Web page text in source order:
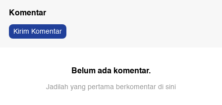
Komentar
Kirim Komentar
Belum ada komentar.
Jadilah yang pertama berkomentar di sini